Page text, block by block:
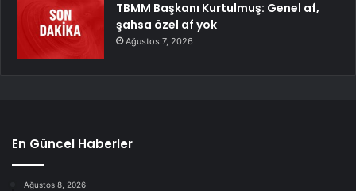
TBMM Başkanı Kurtulmuş: Genel af,
şahsa özel af yok
Ağustos 7, 2026
En Güncel Haberler
Ağustos 8, 2026